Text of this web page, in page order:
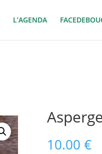
L’AGENDA
10.00€